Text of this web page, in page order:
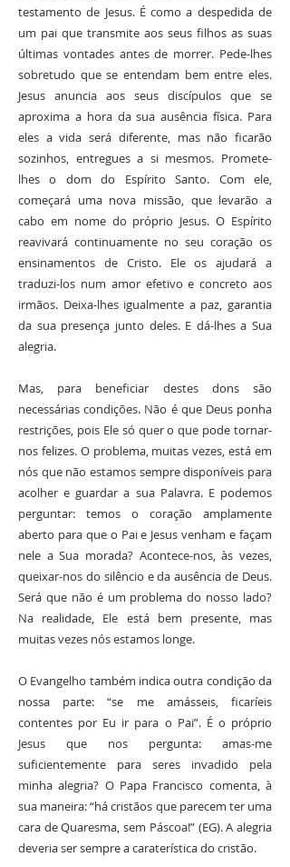
testamento de Jesus. É como a despedida de
um pai que transmite aos seus filhos as suas
últimas vontades antes de morrer. Pede-lhes
sobretudo que se entendam bem entre eles.
Jesus anuncia aos seus discípulos que se
aproxima a hora da sua ausência física. Para
eles a vida será diferente, mas não ficarão
sozinhos, entregues a si mesmos. Promete-
lhes o dom do Espírito Santo. Com ele,
começará uma nova missão, que levarão a
cabo em nome do próprio Jesus. O Espírito
reavivará continuamente no seu coração os
ensinamentos de Cristo. Ele os ajudará a
traduzi-los num amor efetivo e concreto aos
irmãos. Deixa-lhes igualmente a paz, garantia
da sua presença junto deles. E dá-lhes a Sua
alegria.
Mas, para beneficiar destes dons são
necessárias condições. Não é que Deus ponha
restrições, pois Ele só quer o que pode tornar-
nos felizes. O problema, muitas vezes, está em
nós que não estamos sempre disponíveis para
acolher e guardar a sua Palavra. E podemos
perguntar: temos o coração amplamente
aberto para que o Pai e Jesus venham e façam
nele a Sua morada? Acontece-nos, às vezes,
queixar-nos do silêncio e da ausência de Deus.
Será que não é um problema do nosso lado?
Na realidade, Ele está bem presente, mas
muitas vezes nós estamos longe.
O Evangelho também indica outra condição da
nossa parte: “se me amásseis, ficaríeis
contentes por Eu ir para o Pai”. É o próprio
Jesus que nos pergunta: amas-me
suficientemente para seres invadido pela
minha alegria? O Papa Francisco comenta, à
sua maneira: “há cristãos que parecem ter uma
cara de Quaresma, sem Páscoa!” (EG). A alegria
deveria ser sempre a caraterística do cristão.